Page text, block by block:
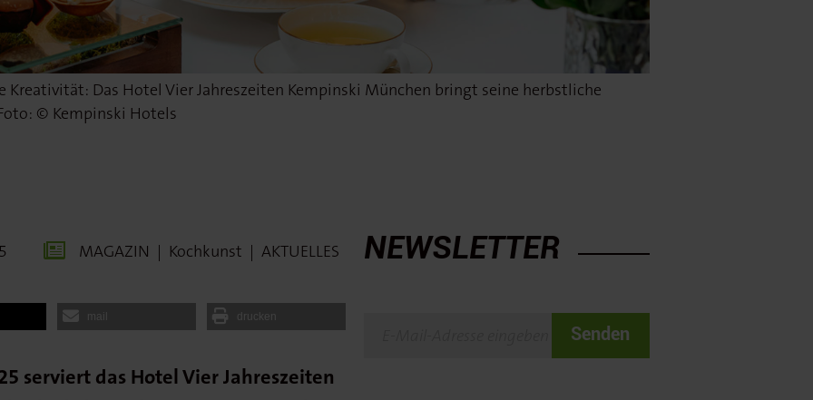
Das Hotel Vier Jahreszeiten Kempinski München bringt seine herbstliche
© Kempinski Hotels
MAGAZIN | Kochkunst | AKTUELLES
mail drucken
serviert das Hotel Vier Jahreszeiten
NEWSLETTER
Senden